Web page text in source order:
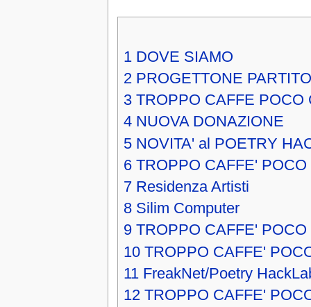
1 DOVE SIAMO
2 PROGETTONE
3 TROPPO CAFFE POCO
4 NUOVA DONAZIONE
5 NOVITA' al POETRY
6 TROPPO CAFFE'
7 Residenza Artisti
8 Silim Computer
9 TROPPO CAFFE'
10 TROPPO CAFFE'
11 FreakNet/Poetry
12 TROPPO CAFFE'